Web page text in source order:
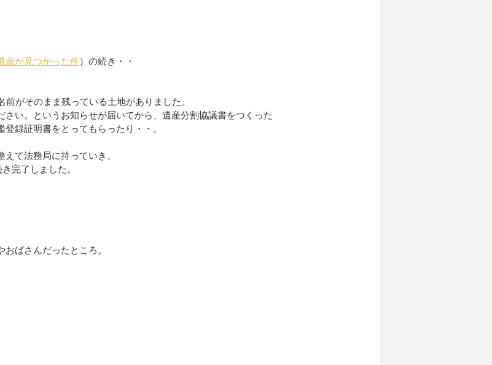
産が見つかった件）の続き・・
がそのまま残っている土地がありました。
い。というお知らせが届いてから、遺産分割協議書をつくった
録証明書をとってもらったり・・。
て法務局に持っていき、
完了しました。
ばさんだったところ。